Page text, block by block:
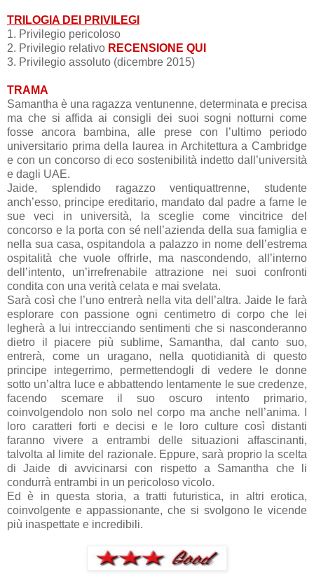
TRILOGIA DEI PRIVILEGI
1. Privilegio pericoloso
2. Privilegio relativo RECENSIONE QUI
3. Privilegio assoluto (dicembre 2015)
TRAMA
Samantha è una ragazza ventunenne, determinata e precisa
ma che si affida ai consigli dei suoi sogni notturni come
fosse ancora bambina, alle prese con l’ultimo periodo
universitario prima della laurea in Architettura a Cambridge
e con un concorso di eco sostenibilità indetto dall’università
e dagli UAE.
Jaide, splendido ragazzo ventiquattrenne, studente
anch’esso, principe ereditario, mandato dal padre a farne le
sue veci in università, la sceglie come vincitrice del
concorso e la porta con sé nell’azienda della sua famiglia e
nella sua casa, ospitandola a palazzo in nome dell’estrema
ospitalità che vuole offrirle, ma nascondendo, all’interno
dell’intento, un’irrefrenabile attrazione nei suoi confronti
condita con una verità celata e mai svelata.
Sarà così che l’uno entrerà nella vita dell’altra. Jaide le farà
esplorare con passione ogni centimetro di corpo che lei
legherà a lui intrecciando sentimenti che si nasconderanno
dietro il piacere più sublime, Samantha, dal canto suo,
entrerà, come un uragano, nella quotidianità di questo
principe integerrimo, permettendogli di vedere le donne
sotto un’altra luce e abbattendo lentamente le sue credenze,
facendo scemare il suo oscuro intento primario,
coinvolgendolo non solo nel corpo ma anche nell’anima. I
loro caratteri forti e decisi e le loro culture così distanti
faranno vivere a entrambi delle situazioni affascinanti,
talvolta al limite del razionale. Eppure, sarà proprio la scelta
di Jaide di avvicinarsi con rispetto a Samantha che li
condurrà entrambi in un pericoloso vicolo.
Ed è in questa storia, a tratti futuristica, in altri erotica,
coinvolgente e appassionante, che si svolgono le vicende
più inaspettate e incredibili.